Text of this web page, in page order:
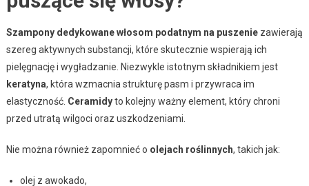
Szampony dedykowane włosom podatnym na puszeniezawierają
szereg aktywnych substancji, które skutecznie wspierają ich
pielęgnację i wygładzanie. Niezwykle istotnym składnikiem jest
keratyna, która wzmacnia strukturę pasm i przywraca im
elastyczność. Ceramidyto kolejny ważny element, który chroni
przed utratą wilgoci oraz uszkodzeniami.
Nie można również zapomnieć o olejach roślinnych, takich jak:
olej z awokado,